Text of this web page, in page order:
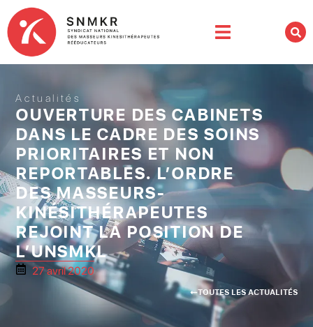
Actualités
OUVERTURE DES CABINETS
DANS LE CADRE DES SOINS
PRIORITAIRES ET NON
REPORTABLES. L’ORDRE
DES MASSEURS-
KINÉSITHÉRAPEUTES
REJOINT LA POSITION DE
L’UNSMKL
27 avril 2020
TOUTES LES ACTUALITÉS